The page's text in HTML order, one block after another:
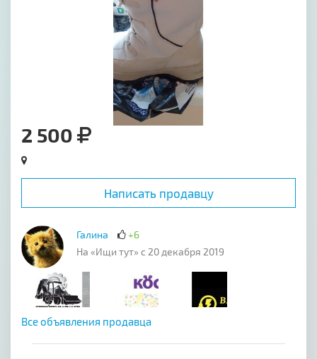
2 500
Написать продавцу
Галина
+6
На «Ищи тут» с 20 декабря 2019
Все объявления продавца